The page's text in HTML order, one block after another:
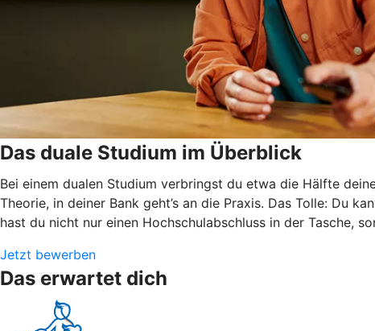
Das duale Studium im Überblick
Bei einem dualen Studium verbringst du etwa die Hälfte
Theorie, in deiner Bank geht’s an die Praxis. Das Tolle: Du
hast du nicht nur einen Hochschulabschluss in der Tasche,
Jetzt bewerben
Das erwartet dich